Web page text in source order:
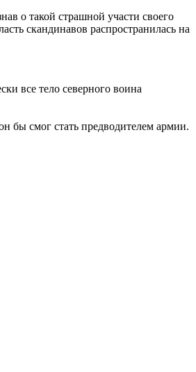
о такой страшной участи своего
скандинавов распространилась на
все тело северного воина
бы смог стать предводителем армии.